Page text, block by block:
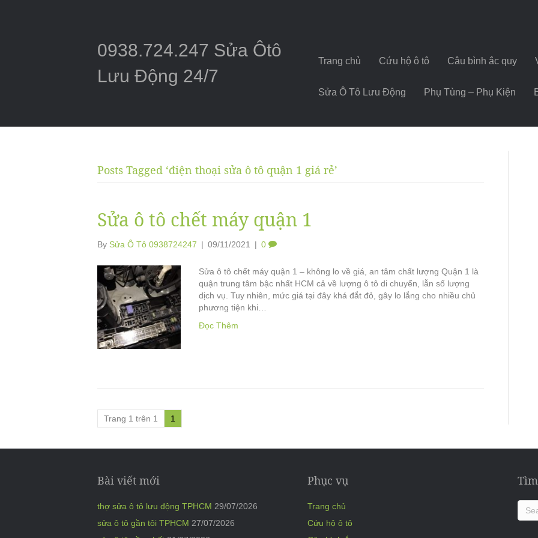
0938.724.247 Sửa Ôtô
Lưu Động 24/7
Trang chủ Cứu hộ ô tô Câu bình ắc quy
Sửa Ô Tô Lưu Động Phụ Tùng – Phụ Kiện
Posts Tagged ‘điện thoại sửa ô tô quận 1 giá rẻ’
Sửa ô tô chết máy quận 1
By Sửa Ô Tô 0938724247 | 09/11/2021 | 0
Sửa ô tô chết máy quận 1 – không lo về giá, an tâm chất lượng Quận 1 là
quận trung tâm bậc nhất HCM cả về lượng ô tô di chuyển, lẫn số lượng
dịch vụ. Tuy nhiên, mức giá tại đây khá đắt đỏ, gây lo lắng cho nhiều chủ
phương tiện khi…
Đọc Thêm
Trang 1 trên 1 1
Bài viết mới
thợ sửa ô tô lưu động TPHCM 29/07/2026
sửa ô tô gần tôi TPHCM 27/07/2026
Phục vụ
Trang chủ
Cứu hộ ô tô